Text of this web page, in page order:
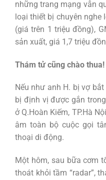
những trang mạng vẫn
loại thiết bị chuyên nghe
(giá trên 1 triệu đồng),
sản xuất, giá 1,7 triệu
Thám tử cũng chào thua!
Nếu như anh H. bị vợ
bị định vị được gắn
ở Q.Hoàn Kiếm, TP.Hà
âm toàn bộ cuộc gọi
thoại di động.
Một hôm, sau bữa cơm
thoát khỏi tầm “radar”,